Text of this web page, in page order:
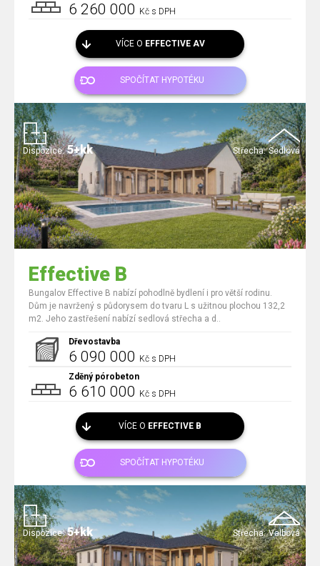
6 260 000 Kč s DPH
VÍCE O EFFECTIVE AV
SPOČÍTAT HYPOTÉKU
Střecha: Sedlová
Dispozice: 5+kk
Effective B
Bungalov Effective B nabízí pohodlně bydlení i pro větší rodinu.
Dům je navržený s půdorysem do tvaru L s užitnou plochou 132,2
m2. Jeho zastřešení nabízí sedlová střecha a d..
Dřevostavba
6 090 000 Kč s DPH
Zděný pórobeton
6 610 000 Kč s DPH
VÍCE O EFFECTIVE B
SPOČÍTAT HYPOTÉKU
Střecha: Valbová
Dispozice: 5+kk